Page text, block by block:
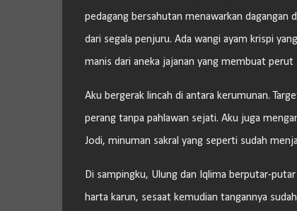
pedagang bersahutan menawarkan dagangan
dari segala penjuru. Ada wangi ayam krispi
manis dari aneka jajanan yang membuat perut
Aku bergerak lincah di antara kerumunan.
perang tanpa pahlawan sejati. Aku juga
Jodi, minuman sakral yang seperti sudah
Di sampingku, Ulung dan Iqlima berputar-
harta karun, sesaat kemudian tangannya